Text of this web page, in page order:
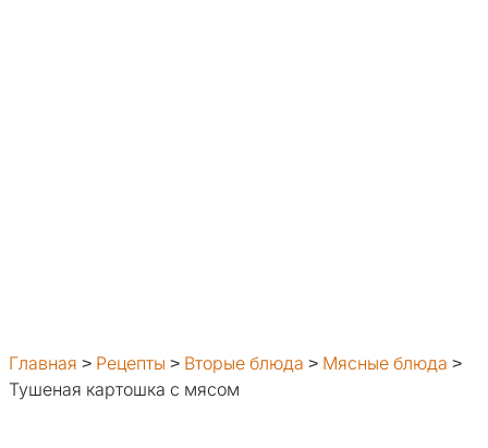
Главная > Рецепты > Вторые блюда > Мясные блюда >
Тушеная картошка с мясом